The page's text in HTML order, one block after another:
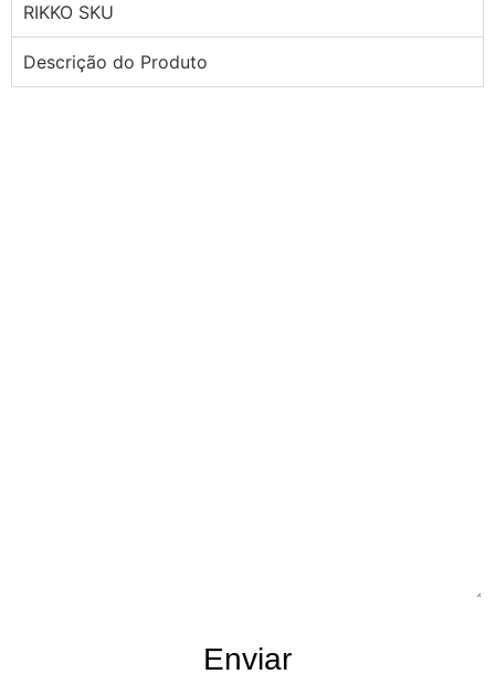
RIKKO SKU
Descrição do Produto
Enviar